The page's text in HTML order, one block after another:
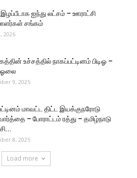
இழப்பீடாக ஐந்து லட்சம் – ஊராட்சி
சங்கம்
2026
உச்சத்தில் நாகப்பட்டினம் பிடிஓ –
ஓலை
9, 2025
மாவட்ட திட்ட இயக்குநரோடு
– போராட்டம் ரத்து – தமிழ்நாடு
8, 2025
Load more